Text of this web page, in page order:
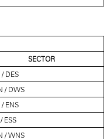
SECTOR
/ DES
/ DWS
/ ENS
ESS
/ WNS